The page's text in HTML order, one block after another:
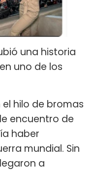
una historia
uno de los
hilo de bromas
encuentro de
haber
mundial. Sin
a